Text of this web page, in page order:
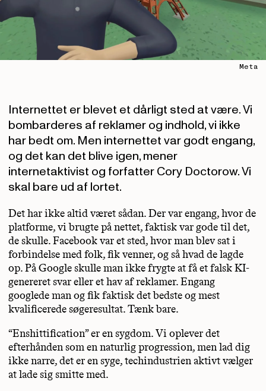
Meta
Internettet er blevet et dårligt sted at være. Vi
bombarderes af reklamer og indhold, vi ikke
har bedt om. Men internettet var godt engang,
og det kan det blive igen, mener
internetaktivist og forfatter Cory Doctorow. Vi
skal bare ud af lortet.
Det har ikke altid været sådan. Der var engang, hvor de
platforme, vi brugte på nettet, faktisk var gode til det,
de skulle. Facebook var et sted, hvor man blev sat i
forbindelse med folk, fik venner, og så hvad de lagde
op. På Google skulle man ikke frygte at få et falsk KI-
genereret svar eller et hav af reklamer. Engang
googlede man og fik faktisk det bedste og mest
kvalificerede søgeresultat. Tænk bare.
“Enshittification” er en sygdom. Vi oplever det
efterhånden som en naturlig progression, men lad dig
ikke narre, det er en syge, techindustrien aktivt vælger
at lade sig smitte med.